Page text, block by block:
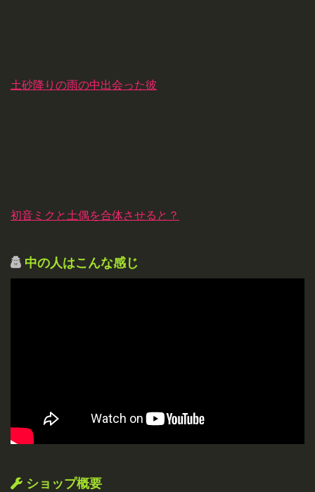
土砂降りの雨の中出会った彼
初音ミクと土偶を合体させると？
中の人はこんな感じ
ショップ概要